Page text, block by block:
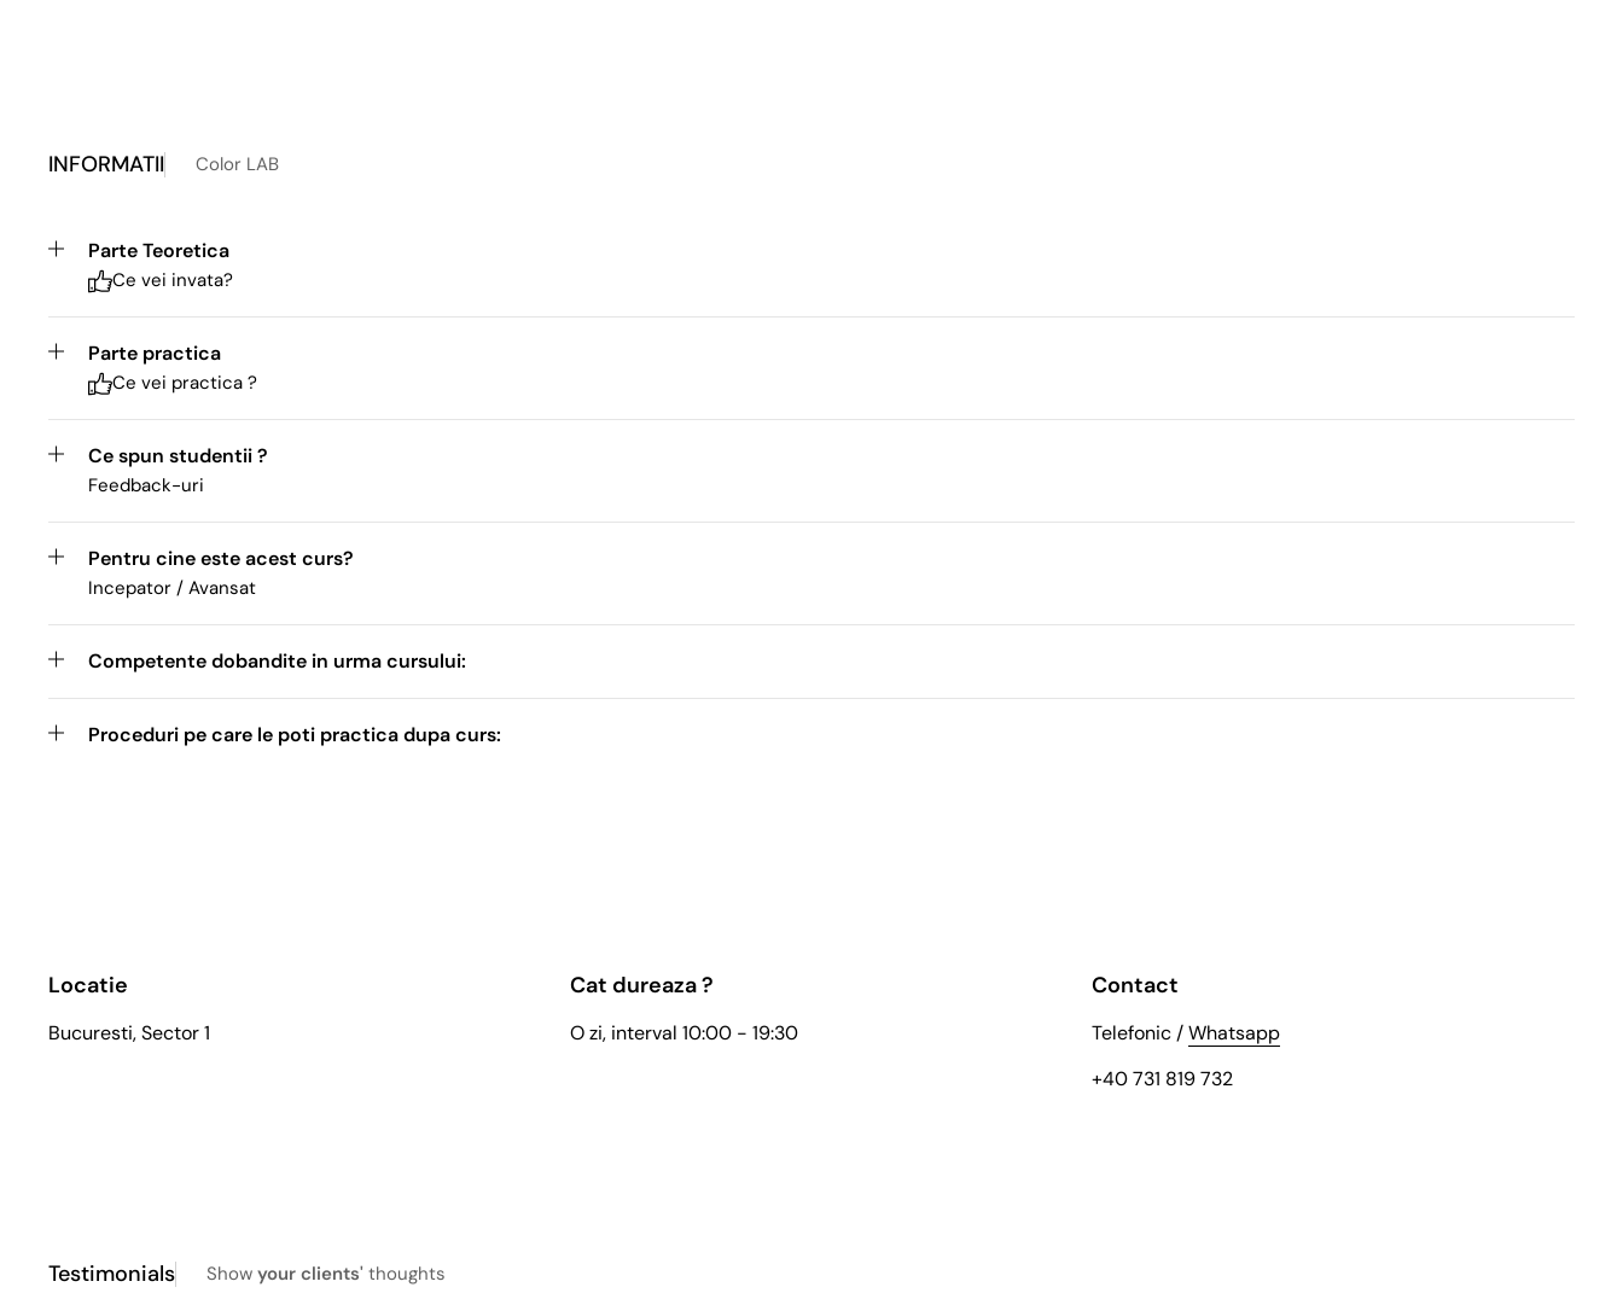
INFORMATII Color LAB
Parte Teoretica
Ce vei invata?
Parte practica
Ce vei practica ?
Ce spun studentii ?
Feedback-uri
Pentru cine este acest curs?
Incepator / Avansat
Competente dobandite in urma cursului:
Proceduri pe care le poti practica dupa curs:
Locatie
Bucuresti, Sector 1
Cat dureaza ?
O zi, interval 10:00 - 19:30
Contact
Telefonic /Whatsapp
+40 731 819 732
Testimonials Show your clients' thoughts